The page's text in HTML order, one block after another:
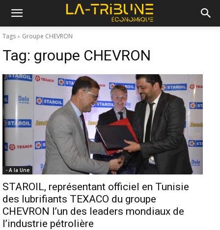
Tags Groupe CHEVRON
Tag: groupe CHEVRON
- A la Une
STAROIL, représentant officiel en Tunisie
des lubrifiants TEXACO du groupe
CHEVRON l’un des leaders mondiaux de
l’industrie pétrolière